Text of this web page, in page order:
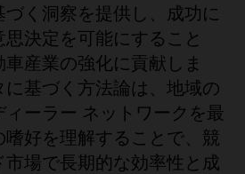
く洞察を提供し、成功に
決定を可能にすること
産業の強化に貢献しま
基づく方法論は、地域の
ーラー ネットワークを最
好を理解することで、競
場で長期的な効率性と成